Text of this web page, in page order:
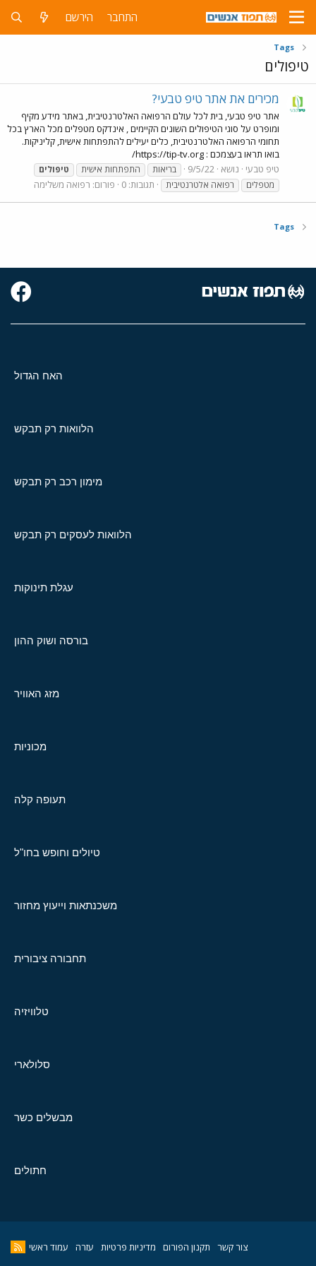
התחבר הירשם
Tags
טיפולים
מכירים את אתר טיפ טבעי?
אתר טיפ טבעי, בית לכל עולם הרפואה האלטרנטיבית, באתר מידע מקיף
ומופרט על סוגי הטיפולים השונים הקיימים , אינדקס מטפלים מכל הארץ בכל
תחומי הרפואה האלטרנטיבית, כלים יעילים להתפתחות אישית, קליניקות.
בואו תראו בעצמכם : https://tip-tv.org/
טיפ טבעי
נושא 9/5/22 בריאות התפתחות אישית
טיפולים
מטפלים
רפואה אלטרנטיבית תגובות: 0 פורום: רפואה משלימה
Tags
האח הגדול
הלוואות רק תבקש
מימון רכב רק תבקש
הלוואות לעסקים רק תבקש
עגלת תינוקות
בורסה ושוק ההון
מזג האוויר
מכוניות
תעופה קלה
טיולים וחופש בחו"ל
משכנתאות וייעוץ מחזור
תחבורה ציבורית
טלוויזיה
סלולארי
מבשלים כשר
חתולים
צור קשר תקנון הפורום מדיניות פרטיות עזרה עמוד ראשי